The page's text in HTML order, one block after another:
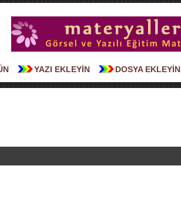
DOSYA EKLEYİN
YAZI EKLEYİN